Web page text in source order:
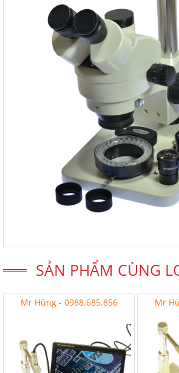
SẢN PHẨM CÙNG
Mr Hùng - 0988.685.856 Mr